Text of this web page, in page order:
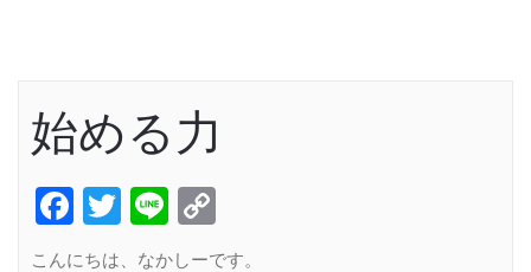
始める力
Facebook
Twitter
Line
Link
こんにちは、なかしーです。